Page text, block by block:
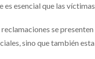
esencial que las
reclamaciones se
sino que también